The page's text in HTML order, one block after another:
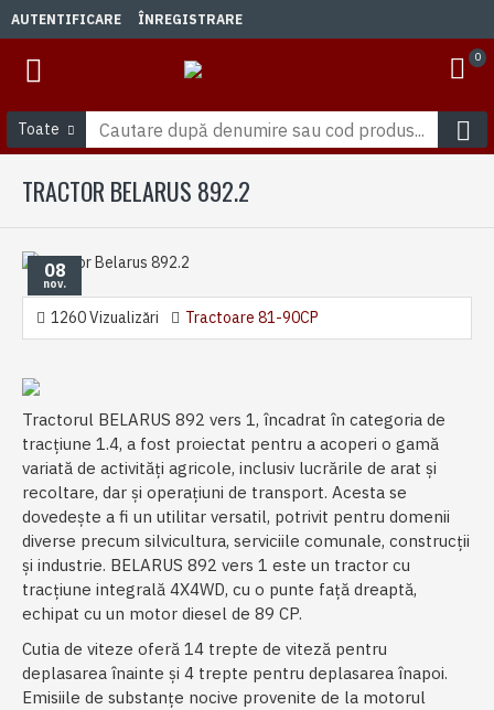
AUTENTIFICARE ÎNREGISTRARE
0
Toate
TRACTOR BELARUS 892.2
08
nov.
1260 Vizualizări Tractoare 81-90CP
Tractorul BELARUS 892 vers 1, încadrat în categoria de
tracțiune 1.4, a fost proiectat pentru a acoperi o gamă
variată de activități agricole, inclusiv lucrările de arat și
recoltare, dar și operațiuni de transport. Acesta se
dovedește a fi un utilitar versatil, potrivit pentru domenii
diverse precum silvicultura, serviciile comunale, construcții
și industrie. BELARUS 892 vers 1 este un tractor cu
tracțiune integrală 4X4WD, cu o punte față dreaptă,
echipat cu un motor diesel de 89 CP.
Cutia de viteze oferă 14 trepte de viteză pentru
deplasarea înainte și 4 trepte pentru deplasarea înapoi.
Emisiile de substanțe nocive provenite de la motorul